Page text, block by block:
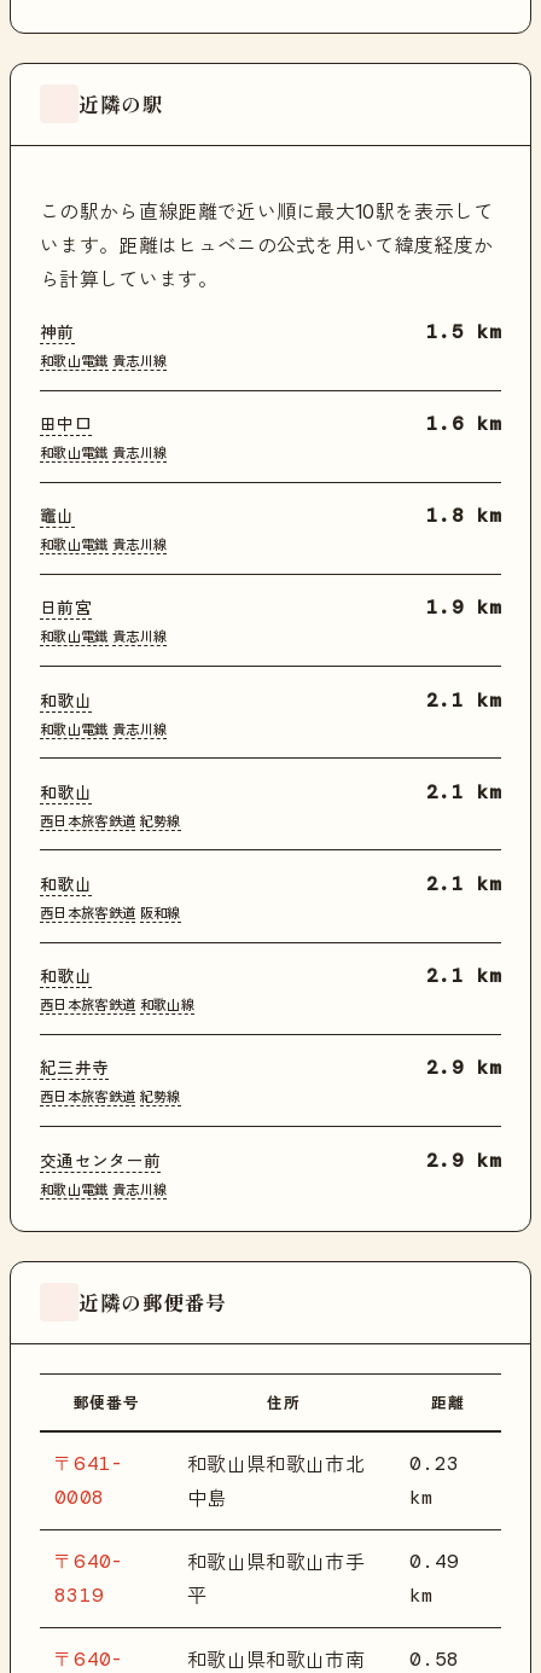
近隣の駅
この駅から直線距離で近い順に最大10駅を表示して
います。距離はヒュベニの公式を用いて緯度経度か
ら計算しています。
神前
和歌山電鐵 貴志川線
1.5 km
田中口
和歌山電鐵 貴志川線
1.6 km
竈山
和歌山電鐵 貴志川線
1.8 km
日前宮
和歌山電鐵 貴志川線
1.9 km
和歌山
和歌山電鐵 貴志川線
2.1 km
和歌山
西日本旅客鉄道 紀勢線
2.1 km
和歌山
西日本旅客鉄道 阪和線
2.1 km
和歌山
西日本旅客鉄道 和歌山線
2.1 km
紀三井寺
西日本旅客鉄道 紀勢線
2.9 km
交通センター前
和歌山電鐵 貴志川線
2.9 km
近隣の郵便番号
郵便番号 住所 距離
〒641-
0008
和歌山県和歌山市北
中島
0.23
km
〒640-
8319
和歌山県和歌山市手
平
0.49
km
〒640- 和歌山県和歌山市南 0.58